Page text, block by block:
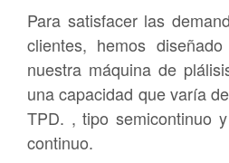
Para satisfacer las
clientes, hemos
nuestra máquina de
una capacidad que varía
TPD. , tipo semicontinuo
continuo.